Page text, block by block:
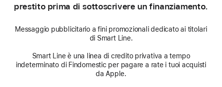
prestito prima di sottoscrivere un finanziamento.
Messaggio pubblicitario a fini promozionali dedicato ai titolari
di Smart Line.
Smart Line è una linea di credito privativa a tempo
indeterminato di Findomestic per pagare a rate i tuoi acquisti
da Apple.